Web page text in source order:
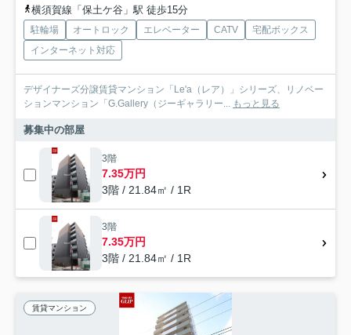
横須賀線「保土ケ谷」駅 徒歩15分
駐輪場 オートロック エレベーター CATV
宅配ボックス
インターネット対応
デザイナーズ分譲賃貸マンション「Le'a（レア）」シリーズ、リノベー
ションマンション「G.Gallery（ジーギャラリー... もっと見る
募集中の部屋
3階
7.35万円
3階 / 21.84㎡ / 1R
3階
7.35万円
3階 / 21.84㎡ / 1R
賃貸マンション